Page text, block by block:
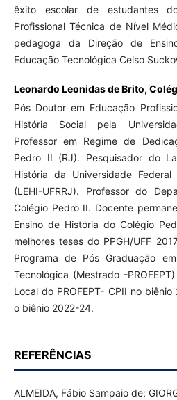
êxito escolar de estudantes
Profissional Técnica de Nível
pedagoga da Direção de
Educação Tecnológica Celso
Leonardo Leonidas de Brito,
Pós Doutor em Educação
História Social pela
Professor em Regime de
Pedro II (RJ). Pesquisador do
História da Universidade
(LEHI-UFRRJ). Professor do
Colégio Pedro II. Docente
Ensino de História do Colégio
melhores teses do PPGH/UFF
Programa de Pós Graduação
Tecnológica (Mestrado -
Local do PROFEPT- CPII no
o biênio 2022-24.
REFERÊNCIAS
ALMEIDA, Fábio Sampaio de;